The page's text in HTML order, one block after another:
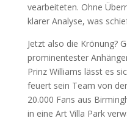
vearbeiteten. Ohne
klarer Analyse, was
Jetzt also die Krönung?
prominentester
Prinz Williams lässt es
feuert sein Team von
20.000 Fans aus
in eine Art Villa Park